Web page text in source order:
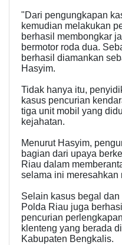
"Dari pengungkapan
kemudian melakukan
berhasil membongkar
bermotor roda dua.
berhasil diamankan
Hasyim.
Tidak hanya itu,
kasus pencurian
tiga unit mobil yang
kejahatan.
Menurut Hasyim,
bagian dari upaya
Riau dalam
selama ini meresahkan
Selain kasus begal
Polda Riau juga
pencurian
klenteng yang berada
Kabupaten Bengkalis.